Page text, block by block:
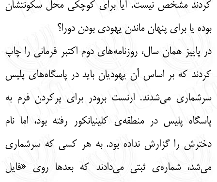
کردند مشخص نیست. آیا برای کوچکی محل سکونتشان
بوده یا برای پنهان ماندن یهودی بودن دورا؟
در پاییز همان سال، روزنامه‌های دوم اکتبر فرمانی را چاپ
کردند که بر اساس آن یهودیان باید در پاسگاه‌های پلیس
سرشماری می‌شدند. ارنست برودر برای پرکردن فرم به
پاسگاه پلیس در منطقه‌ی کلینیانکور رفته بود، اما نام
دخترش را گزارش نداده بود. به هر کسی که سرشماری
می‌شد، شماره‌ی ثبتی می‌دادند که بعدها روی «فایل